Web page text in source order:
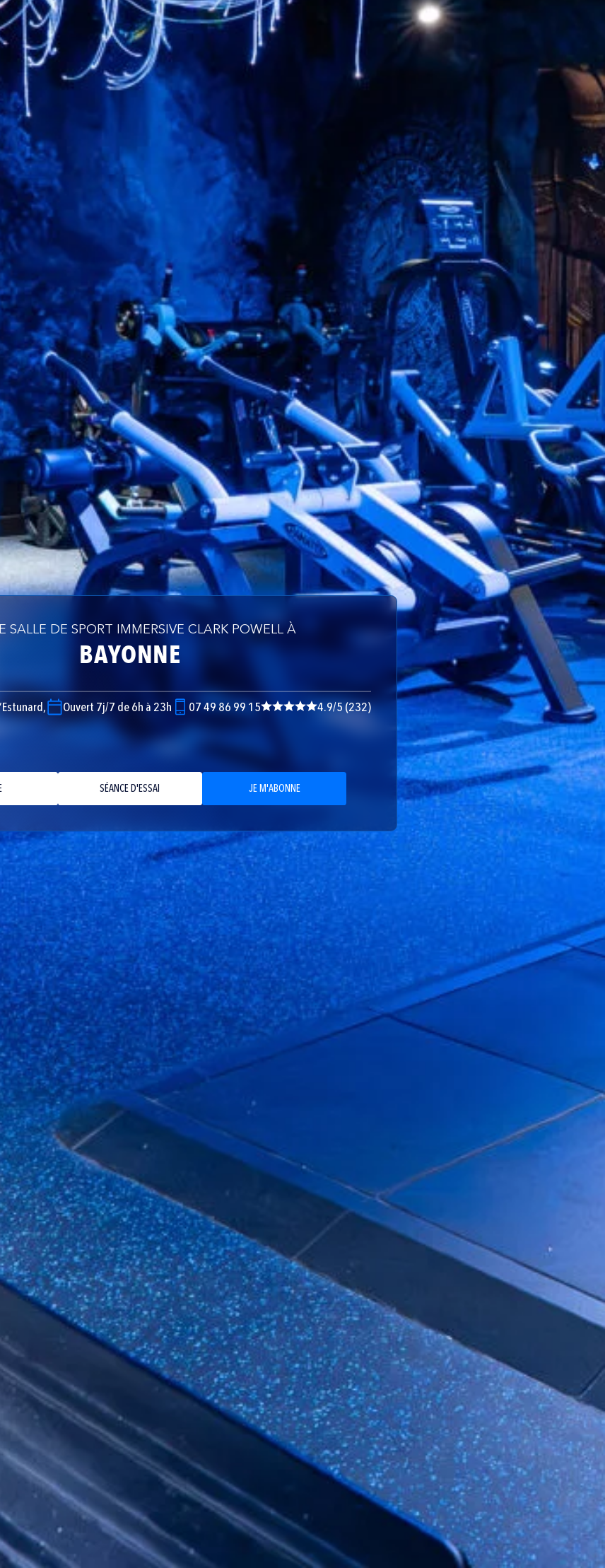
SALLE DE SPORT IMMERSIVE CLARK POWELL À
BAYONNE
Ouvert 7j/7 de 6h à 23h 07 49 86 99 15 4.9/5 (232)
SÉANCE D'ESSAI JE M'ABONNE